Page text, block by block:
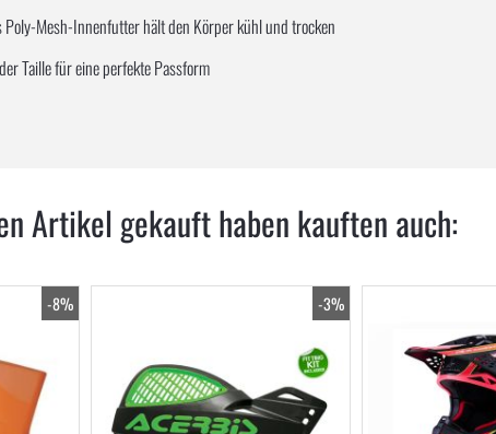
Poly-Mesh-Innenfutter hält den Körper kühl und trocken
Taille für eine perfekte Passform
Artikel gekauft haben kauften auch:
-8% -3%